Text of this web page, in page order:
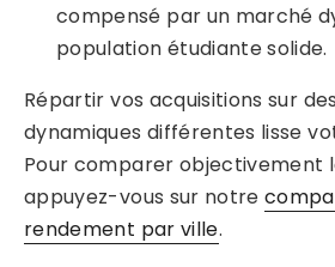
compensé par un marché
population étudiante solide.
Répartir vos acquisitions sur
dynamiques différentes lisse
Pour comparer objectivement
appuyez-vous sur notre
rendement par ville.